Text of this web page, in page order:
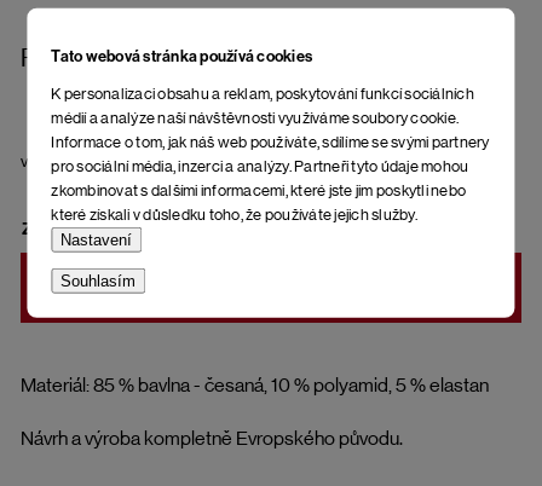
Tato webová stránka používá cookies
K personalizaci obsahu a reklam, poskytování funkcí sociálních
médií a analýze naší návštěvnosti využíváme soubory cookie.
Informace o tom, jak náš web používáte, sdílíme se svými partnery
pro sociální média, inzerci a analýzy. Partneři tyto údaje mohou
zkombinovat s dalšími informacemi, které jste jim poskytli nebo
které získali v důsledku toho, že používáte jejich služby.
Nastavení
Souhlasím
Ponožky Soccus Socius Odea
Materiál: 85 % bavlna - česaná, 10 % polyamid, 5 % elastan
Návrh a výroba kompletně Evropského původu.
velikost
ZVOLTE VARIANTU